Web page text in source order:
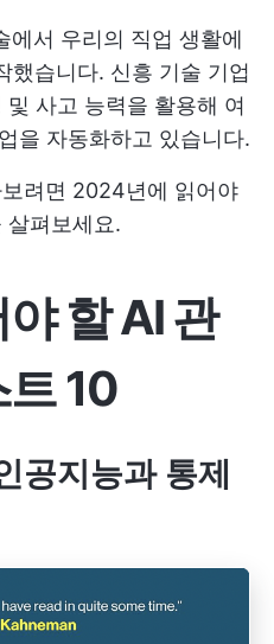
에서 우리의 직업 생활에
했습니다. 신흥 기술 기업
사고 능력을 활용해 여
을 자동화하고 있습니다.
려면 2024년에 읽어야
살펴보세요.
할 AI 관
트 10
공지능과 통제